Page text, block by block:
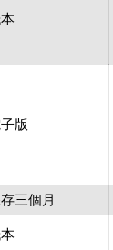
版
三個月